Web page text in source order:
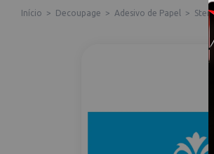
Início > Decoupage > Adesivo de Papel >